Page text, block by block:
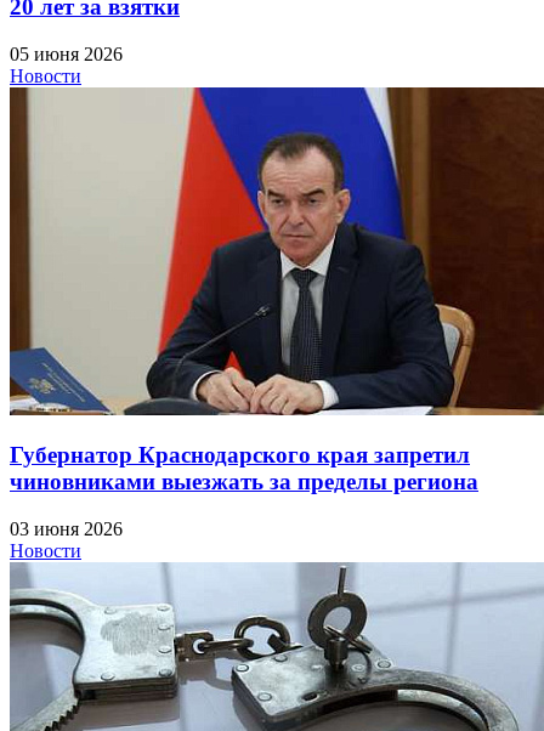
20 лет за взятки
05 июня 2026
Новости
Губернатор Краснодарского края запретил
чиновниками выезжать за пределы региона
03 июня 2026
Новости